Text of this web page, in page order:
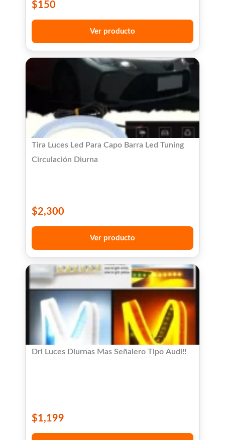
$150
Ver producto
Tira Luces Led Para Capo Barra Led Tuning
Circulación Diurna
$2,300
Ver producto
Drl Luces Diurnas Mas Señalero Tipo Audi!!
$1,199